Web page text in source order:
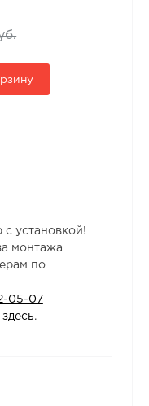
с установкой!
монтажа
по
05-07
здесь.